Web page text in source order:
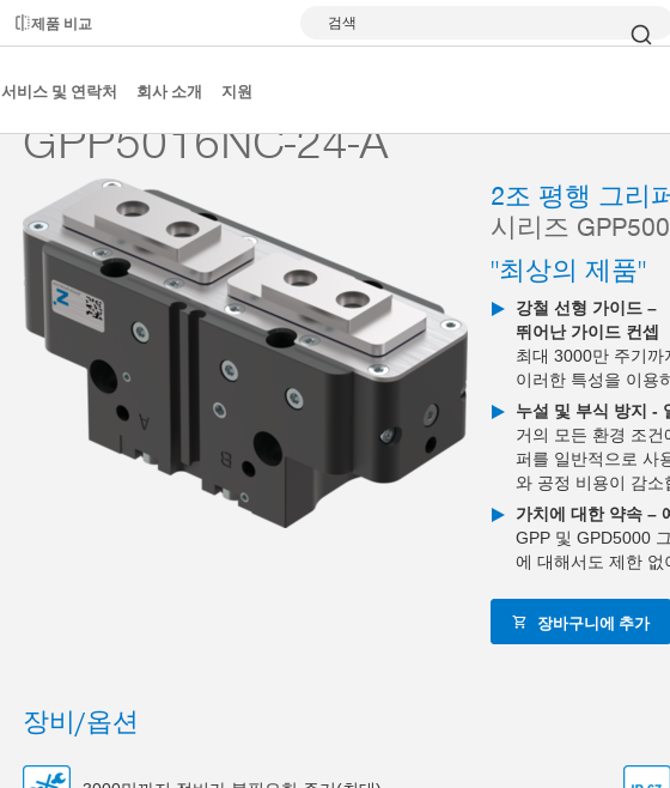
제품 비교 검색
서비스 및 연락처 회사 소개 지원
2-조 평행 그리퍼 시리즈 GPP5000 GPP5016NC-24-A
GPP5016NC-24-A
2조 평행 그리
시리즈
"최상의 제품"
강철 선형 가이드 –
뛰어난 가이드 컨셉
최대 3000만 주기까
이러한 특성을 이용
누설 및 부식 방지 -
거의 모든 환경 조
퍼를 일반적으로 사
와 공정 비용이 감소
가치에 대한 약속 –
GPP 및 GPD5000
에 대해서도 제한
장바구니에 추가
장비/옵션